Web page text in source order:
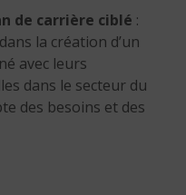
de carrière ciblé :
la création d’un
avec leurs
dans le secteur du
des besoins et des